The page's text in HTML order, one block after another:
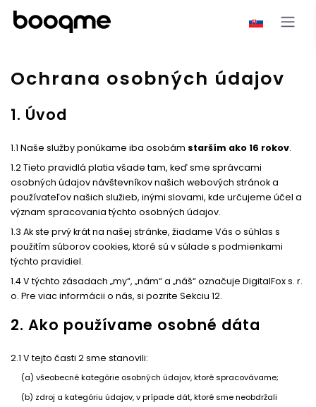
Ochrana osobných údajov
1. Úvod
1.1 Naše služby ponúkame iba osobám starším ako 16 rokov.
1.2 Tieto pravidlá platia všade tam, keď sme správcami
osobných údajov návštevníkov našich webových stránok a
používateľov našich služieb, inými slovami, kde určujeme účel a
význam spracovania týchto osobných údajov.
1.3 Ak ste prvý krát na našej stránke, žiadame Vás o súhlas s
použitím súborov cookies, ktoré sú v súlade s podmienkami
týchto pravidiel.
1.4 V týchto zásadach „my“, „nám“ a „náš“ označuje DigitalFox s. r.
o. Pre viac informácii o nás, si pozrite Sekciu 12.
2. Ako používame osobné dáta
2.1 V tejto časti 2 sme stanovili:
(a) všeobecné kategórie osobných údajov, ktoré spracovávame;
(b) zdroj a kategóriu údajov, v prípade dát, ktoré sme neobdržali